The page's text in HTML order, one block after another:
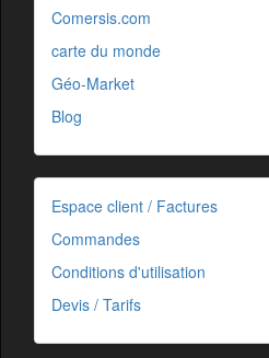
Comersis.com
carte du monde
Géo-Market
Blog
Espace client / Factures
Commandes
Conditions d'utilisation
Devis / Tarifs